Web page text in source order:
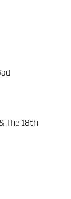
The 18th